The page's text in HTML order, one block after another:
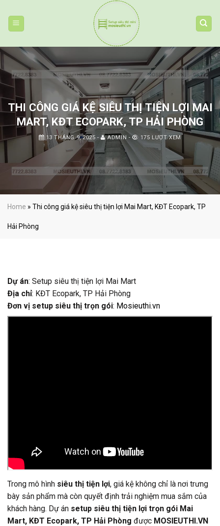
content
THI CÔNG GIÁ KỆ SIÊU THỊ TIỆN LỢI MAI
MART, KĐT ECOPARK, TP HẢI PHÒNG
13 THÁNG 9, 2025 - ADMIN - 175 LƯỢT XEM
Home » Thi công giá kệ siêu thị tiện lợi Mai Mart, KĐT Ecopark, TP
Hải Phòng
Dự án: Setup siêu thị tiện lợi Mai Mart
Địa chỉ: KĐT Ecopark, TP Hải Phòng
Đơn vị setup siêu thị trọn gói: Mosieuthi.vn
Trong mô hình siêu thị tiện lợi, giá kệ không chỉ là nơi trưng
bày sản phẩm mà còn quyết định trải nghiệm mua sắm của
khách hàng. Dự án setup siêu thị tiện lợi trọn gói Mai
Mart, KĐT Ecopark, TP Hải Phòng được MOSIEUTHI.VN